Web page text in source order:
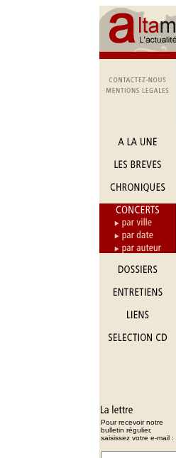
Pour recevoir notre
bulletin régulier,
saisissez votre e-mail :